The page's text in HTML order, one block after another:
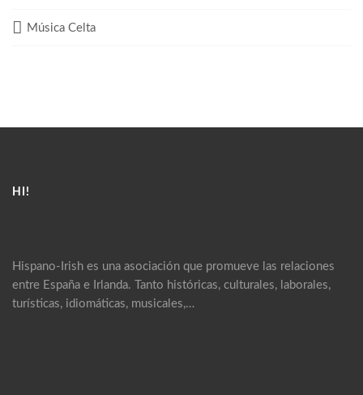
Música Celta
HI!
Hispano-Irish es una asociación que promueve las relaciones
entre España e Irlanda. Tanto históricas, culturales, laborales,
turísticas, idiomáticas, musicales,…